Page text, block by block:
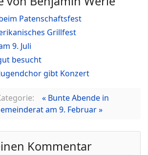
Patenschaftsfest
Grillfest
9. Juli
besucht
gibt Konzert
« Bunte Abende in
am 9. Februar »
Kommentar